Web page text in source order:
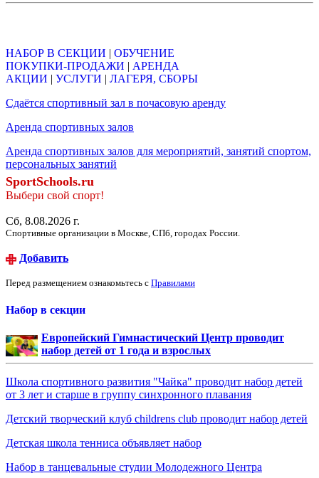
НАБОР В СЕКЦИИ | ОБУЧЕНИЕ
ПОКУПКИ-ПРОДАЖИ | АРЕНДА
АКЦИИ | УСЛУГИ | ЛАГЕРЯ, СБОРЫ
Сдаётся спортивный зал в почасовую аренду
Аренда спортивных залов
Аренда спортивных залов для мероприятий, занятий спортом,
персональных занятий
SportSchools.ru
Выбери свой спорт!
Сб, 8.08.2026 г.
Спортивные организации в Москве, СПб, городах России.
Добавить
Перед размещением ознакомьтесь с Правилами
Набор в секции
Европейский Гимнастический Центр проводит
набор детей от 1 года и взрослых
Школа спортивного развития "Чайка" проводит набор детей
от 3 лет и старше в группу синхронного плавания
Детский творческий клуб childrens club проводит набор детей
Детская школа тенниса объявляет набор
Набор в танцевальные студии Молодежного Центра